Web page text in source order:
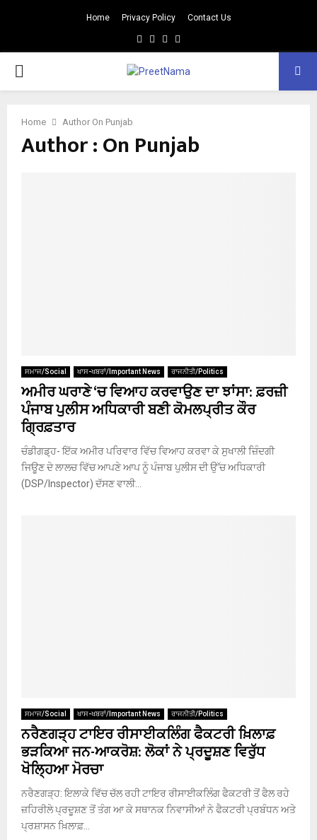
Home Privacy Policy Contact Us
Facebook
TwitterYoutube
PRIMARY
Home Author On Punjab
Author :On Punjab
ਸਮਾਜ/Social ਖਾਸ-ਖਬਰਾਂ/Important News ਰਾਜਨੀਤੀ/Politics
ਅਮੀਰ ਘਰਾਣੇ ‘ਚ ਵਿਆਹ ਕਰਵਾਉਣ ਦਾ ਝਾਂਸਾ: ਫ਼ਰਜ਼ੀ
ਪੰਜਾਬ ਪੁਲੀਸ ਅਧਿਕਾਰੀ ਬਣੀ ਕੋਮਲਪ੍ਰੀਤ ਕੌਰ
ਗ੍ਰਿਫ਼ਤਾਰ
ਚੰਡੀਗਡ਼੍ਹ- ਇੱਕ ਅਮੀਰ ਪਰਿਵਾਰ ਵਿੱਚ ਵਿਆਹ ਕਰਵਾ ਕੇ ਸੁਖਾਲੀ ਜ਼ਿੰਦਗੀ
ਜਿਊਣ ਦੇ ਲਾਲਚ ਵਿੱਚ ਆਪਣੇ ਆਪ ਨੂੰ ਪੰਜਾਬ ਪੁਲੀਸ ਦੀ ਉੱਚ ਅਧਿਕਾਰੀ
(DSP/Inspector) ਦੱਸਣ ਵਾਲੀ...
ਸਮਾਜ/Social ਖਾਸ-ਖਬਰਾਂ/Important News ਰਾਜਨੀਤੀ/Politics
ਨਰੈਣਗੜ੍ਹ ਟਾਇਰ ਰੀਸਾਈਕਲਿੰਗ ਫੈਕਟਰੀ ਖ਼ਿਲਾਫ਼
ਭੜਕਿਆ ਜਨ-ਆਕਰੋਸ਼: ਲੋਕਾਂ ਨੇ ਪ੍ਰਦੂਸ਼ਣ ਵਿਰੁੱਧ
ਖੋਲ੍ਹਿਆ ਮੋਰਚਾ
ਨਰੈਣਗੜ੍ਹ: ਇਲਾਕੇ ਵਿੱਚ ਚੱਲ ਰਹੀ ਟਾਇਰ ਰੀਸਾਈਕਲਿੰਗ ਫੈਕਟਰੀ ਤੋਂ ਫੈਲ ਰਹੇ
ਜ਼ਹਿਰੀਲੇ ਪ੍ਰਦੂਸ਼ਣ ਤੋਂ ਤੰਗ ਆ ਕੇ ਸਥਾਨਕ ਨਿਵਾਸੀਆਂ ਨੇ ਫੈਕਟਰੀ ਪ੍ਰਬੰਧਨ ਅਤੇ
ਪ੍ਰਸ਼ਾਸਨ ਖ਼ਿਲਾਫ਼...